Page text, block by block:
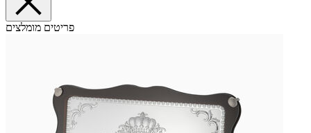
פריטים מומלצים